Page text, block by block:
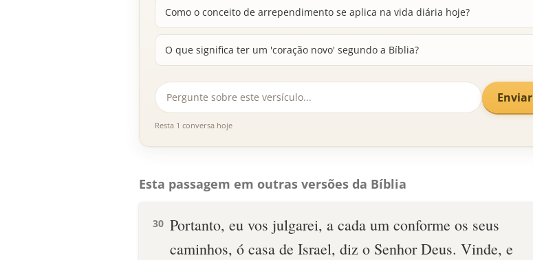
Como o conceito de arrependimento se aplica na vida diária hoje?
O que significa ter um 'coração novo' segundo a Bíblia?
Enviar
Resta 1 conversa hoje
Esta passagem em outras versões da Bíblia
30 Portanto, eu vos julgarei, a cada um conforme os seus
caminhos, ó casa de Israel, diz o Senhor Deus. Vinde, e